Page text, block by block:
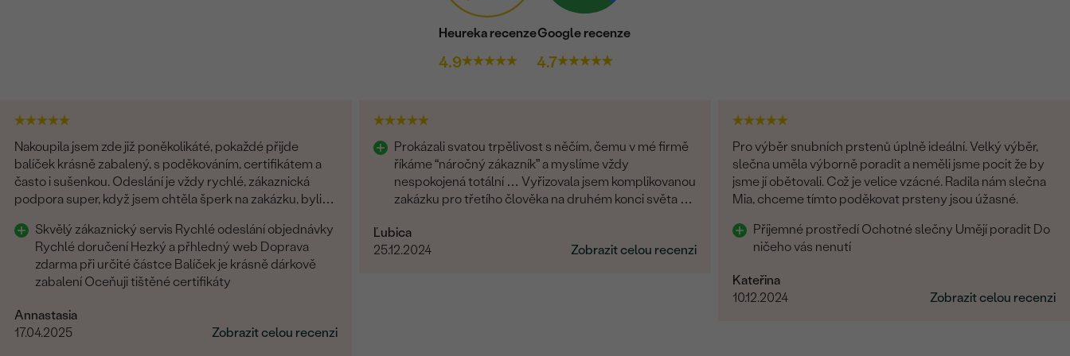
Heureka recenze
4.9
Google recenze
4.7
Nakoupila jsem zde již poněkolikáté, pokaždé přijde
balíček krásně zabalený, s poděkováním, certifikátem a
často i sušenkou. Odeslání je vždy rychlé, zákaznická
podpora super, když jsem chtěla šperk na zakázku, byli
Skvělý zákaznický servis Rychlé odeslání objednávky
Rychlé doručení Hezký a přhledný web Doprava
zdarma při určité částce Balíček je krásně dárkově
zabalení Oceňuji tištěné certifikáty
Annastasia
17.04.2025
Zobrazit celou recenzi
Prokázali svatou trpělivost s něčím, čemu v mé firmě
říkáme “náročný zákazník” a myslíme vždy
nespokojená totální … Vyřizovala jsem komplikovanou
zakázku pro třetího člověka na druhém konci světa a
Ľubica
25.12.2024
Zobrazit celou recenzi
Pro výběr snubních prstenů úplně ideální. Velký výběr,
slečna uměla výborně poradit a neměli jsme pocit že by
jsme jí obětovali. Což je velice vzácné. Radila nám slečna
Mia, chceme tímto poděkovat prsteny jsou úžasné.
Příjemné prostředí Ochotné slečny Umějí poradit Do
ničeho vás nenutí
Kateřina
10.12.2024
Zobrazit celou recenzi